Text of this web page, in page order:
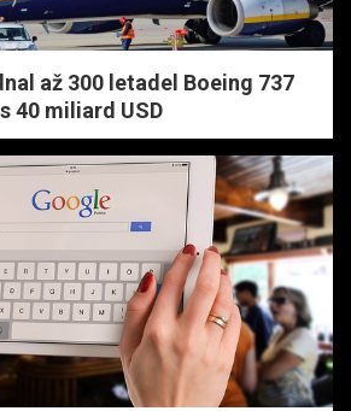
až 300 letadel Boeing 737
40 miliard USD